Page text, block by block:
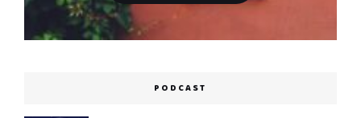
PODCAST